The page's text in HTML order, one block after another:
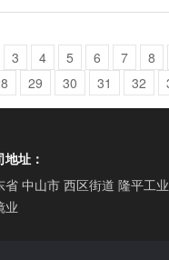
3 4 5 6 7 8
29 30 31 32
地址：
省 中山市 西区街道 隆平工
业